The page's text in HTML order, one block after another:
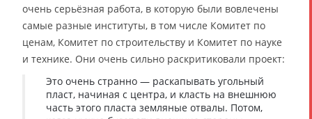
очень серьёзная работа, в которую были вовлечены
самые разные институты, в том числе Комитет по
ценам, Комитет по строительству и Комитет по науке
и технике. Они очень сильно раскритиковали проект:
Это очень странно — раскапывать угольный
пласт, начиная с центра, и класть на внешнюю
часть этого пласта земляные отвалы. Потом,